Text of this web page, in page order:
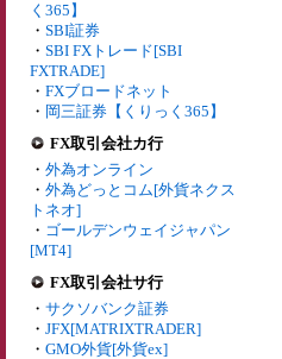
く365】
・ SBI証券
・ SBI FXトレード[SBI
FXTRADE]
・ FXブロードネット
・ 岡三証券【くりっく365】
FX取引会社カ行
・ 外為オンライン
・ 外為どっとコム[外貨ネクス
トネオ]
・ ゴールデンウェイジャパン
[MT4]
FX取引会社サ行
・ サクソバンク証券
・ JFX[MATRIXTRADER]
・ GMO外貨[外貨ex]